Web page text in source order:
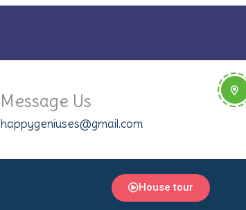
Message Us
happygeniuses@gmail.com
House tour